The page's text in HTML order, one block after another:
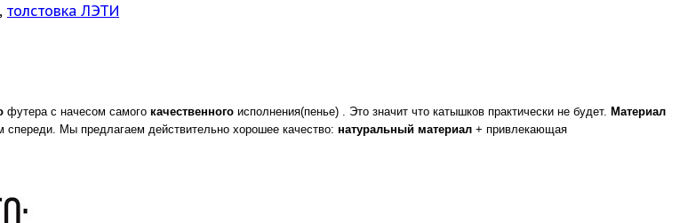
, толстовка ЛЭТИ
футера с начесом самого качественного исполнения(пенье) . Это значит что катышков практически не будет. Материал
Мы предлагаем действительно хорошее качество: натуральный материал + привлекающая